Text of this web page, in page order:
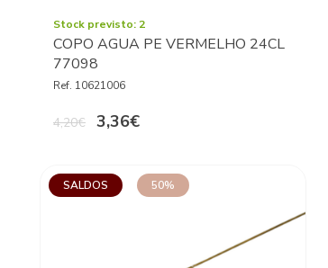
Stock previsto: 2
COPO AGUA PE VERMELHO 24CL
77098
Ref. 10621006
4,20€ 3,36€
SALDOS 50%